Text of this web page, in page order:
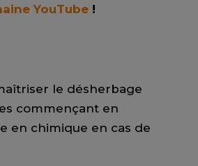
YouTube !
le désherbage
commençant en
en chimique en cas de